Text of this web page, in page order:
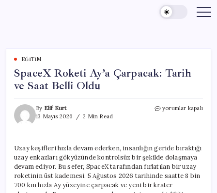
content
EĞITIM
SpaceX Roketi Ay’a Çarpacak: Tarih
ve Saat Belli Oldu
By Elif Kurt
13 Mayıs 2026
2 Min Read
SpaceX
ve
Saat
Belli
Oldu
için
yorumlar kapalı
Uzay keşifleri hızla devam ederken, insanlığın geride bıraktığı
uzay enkazları gökyüzünde kontrolsüz bir şekilde dolaşmaya
devam ediyor. Bu sefer, SpaceX tarafından fırlatılan bir uzay
roketinin üst kademesi, 5 Ağustos 2026 tarihinde saatte 8 bin
700 km hızla Ay yüzeyine çarpacak ve yeni bir krater